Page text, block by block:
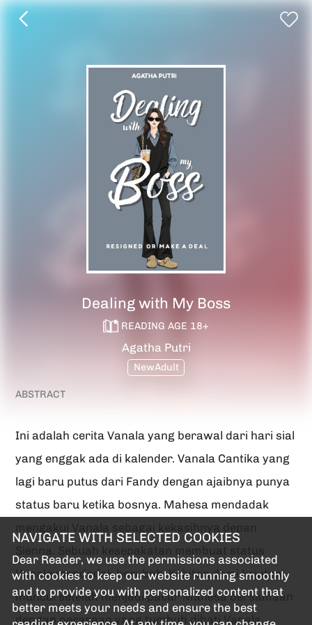
NAVIGATE WITH SELECTED COOKIES
Dear Reader, we use the permissions associated
with cookies to keep our website running smoothly
and to provide you with personalized content that
better meets your needs and ensure the best
Dealing with My Boss
READING AGE 18+
Agatha Putri
NewAdult
ABSTRACT
Ini adalah cerita Vanala yang berawal dari hari sial
yang enggak ada di kalender. Vanala Cantika yang
lagi baru putus dari Fandy dengan ajaibnya punya
status baru ketika bosnya. Mahesa mendadak
Vanala mendadak berubah. Kejutan demi kejutan
muncul setelah menjadi pacar Mahesa bersamaan
dengan perasaan yang tumbuh dihati Vanala.